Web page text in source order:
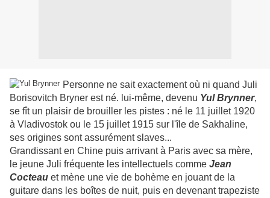
Personne ne sait exactement où ni quand Juli
Borisovitch Bryner est né. lui-même, devenu Yul Brynner,
se fît un plaisir de brouiller les pistes : né le 11 juillet 1920
à Vladivostok ou le 15 juillet 1915 sur l'île de Sakhaline,
ses origines sont assurément slaves...
Grandissant en Chine puis arrivant à Paris avec sa mère,
le jeune Juli fréquente les intellectuels comme Jean
Cocteau et mène une vie de bohème en jouant de la
guitare dans les boîtes de nuit, puis en devenant trapeziste